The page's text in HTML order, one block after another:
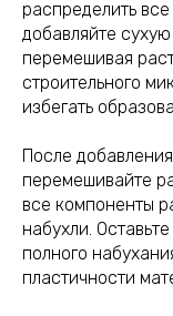
распределить
добавляйте
перемешивая
строительного
избегать
После
перемешивайте
все компоненты
набухли.
полного
пластичности